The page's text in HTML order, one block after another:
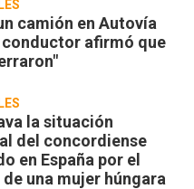
camión en Autovía
conductor afirmó que
la situación
del concordiense
en España por el
una mujer húngara